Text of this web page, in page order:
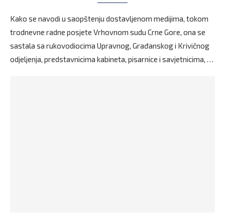
Kako se navodi u saopštenju dostavljenom medijima, tokom
trodnevne radne posjete Vrhovnom sudu Crne Gore, ona se
sastala sa rukovodiocima Upravnog, Građanskog i Krivičnog
odjeljenja, predstavnicima kabineta, pisarnice i savjetnicima, …